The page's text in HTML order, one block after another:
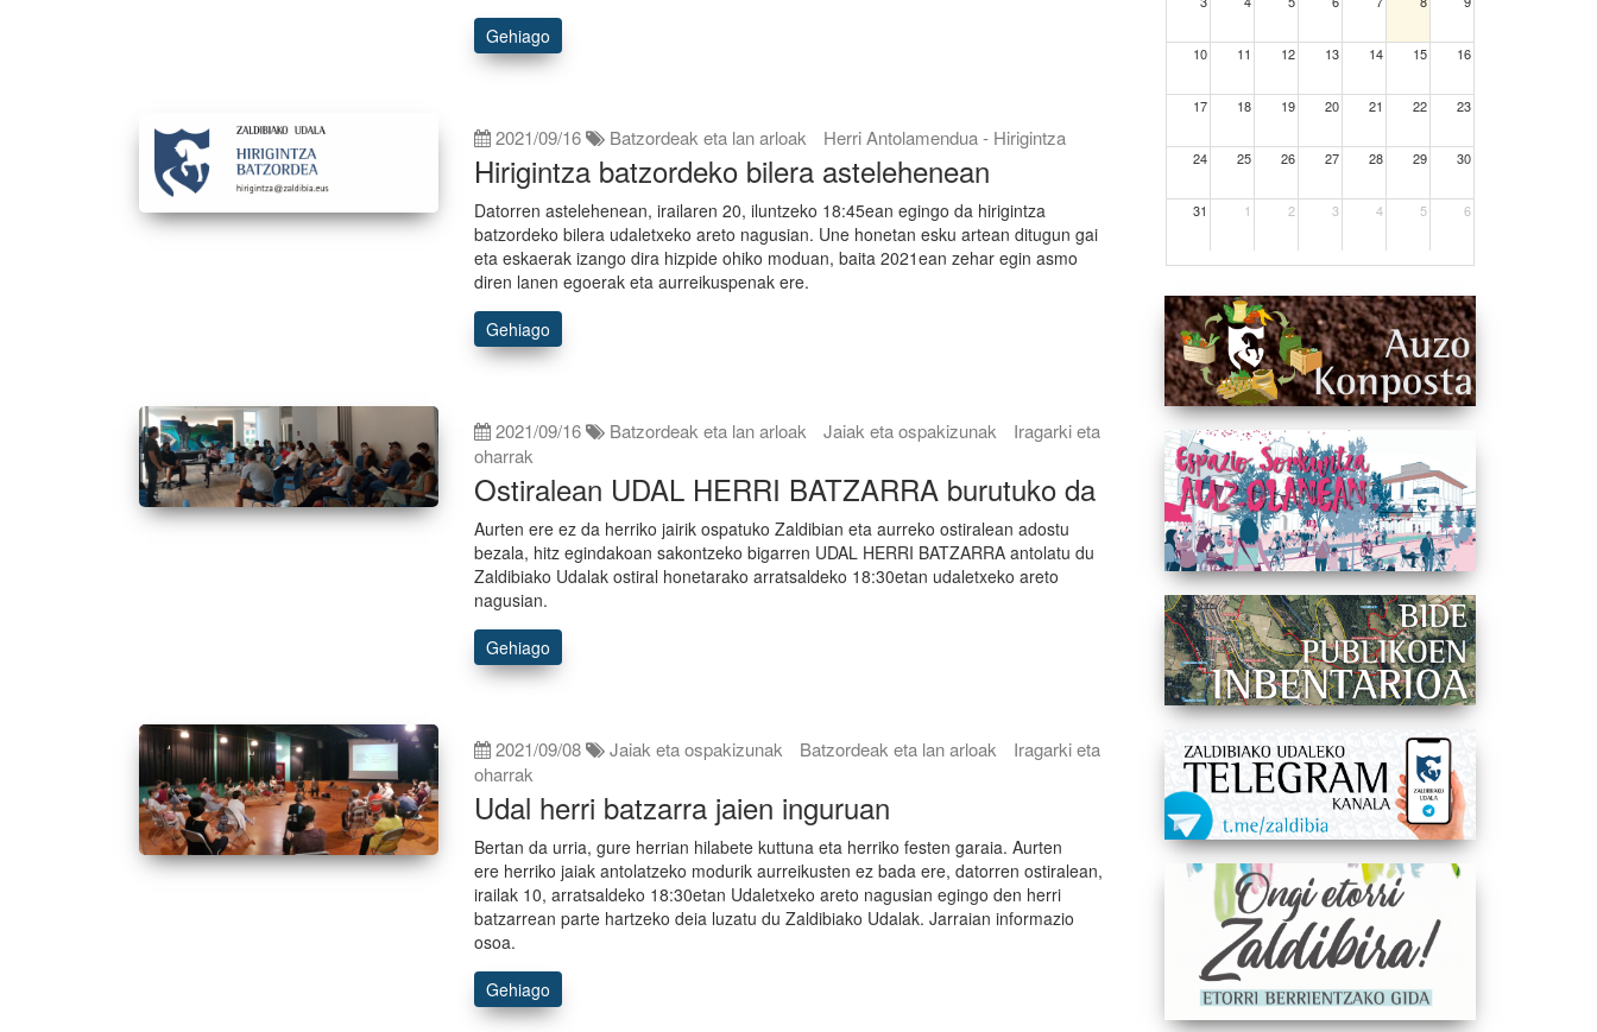
Gehiago
2021/09/16 Batzordeak eta lan arloak Herri Antolamendua - Hirigintza
Hirigintza batzordeko bilera astelehenean
Datorren astelehenean, irailaren 20, iluntzeko 18:45ean egingo da hirigintza
batzordeko bilera udaletxeko areto nagusian. Une honetan esku artean ditugun gai
eta eskaerak izango dira hizpide ohiko moduan, baita 2021ean zehar egin asmo
diren lanen egoerak eta aurreikuspenak ere.
Gehiago
2021/09/16 Batzordeak eta lan arloak Jaiak eta ospakizunak
Iragarki eta
oharrak
Ostiralean UDAL HERRI BATZARRA burutuko da
Aurten ere ez da herriko jairik ospatuko Zaldibian eta aurreko ostiralean adostu
bezala, hitz egindakoan sakontzeko bigarren UDAL HERRI BATZARRA antolatu du
Zaldibiako Udalak ostiral honetarako arratsaldeko 18:30etan udaletxeko areto
nagusian.
Gehiago
2021/09/08 Jaiak eta ospakizunak Batzordeak eta lan arloak
Iragarki eta
oharrak
Udal herri batzarra jaien inguruan
Bertan da urria, gure herrian hilabete kuttuna eta herriko festen garaia. Aurten
ere herriko jaiak antolatzeko modurik aurreikusten ez bada ere, datorren ostiralean,
irailak 10, arratsaldeko 18:30etan Udaletxeko areto nagusian egingo den herri
batzarrean parte hartzeko deia luzatu du Zaldibiako Udalak. Jarraian informazio
osoa.
Gehiago
10 11 12 13 14 15 16
17 18 19 20 21 22 23
24 25 26 27 28 29 30
31 1 2 3 4 5 6